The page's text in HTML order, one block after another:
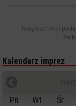
Powyższe treści
Kalendarz imprez
Pn
Wt Śr